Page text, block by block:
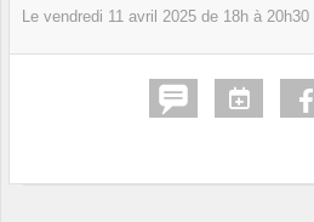
Le vendredi 11 avril 2025 de 18h à 20h30